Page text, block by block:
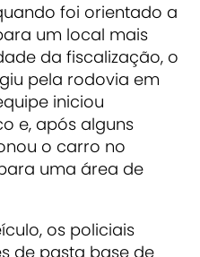
foi orientado a
um local mais
da fiscalização, o
pela rodovia em
iniciou
e, após alguns
o carro no
uma área de
os policiais
de pasta base de